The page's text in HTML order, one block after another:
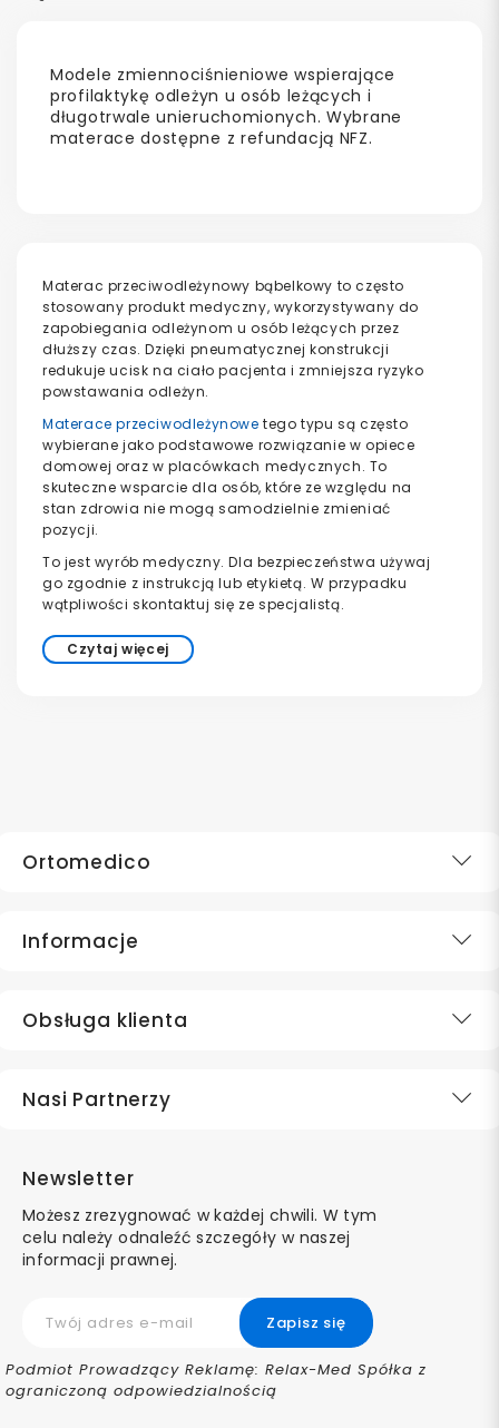
Modele zmiennociśnieniowe wspierające
profilaktykę odleżyn u osób leżących i
długotrwale unieruchomionych. Wybrane
materace dostępne z refundacją NFZ.
Czytaj więcej
Materac przeciwodleżynowy bąbelkowy to często
stosowany produkt medyczny, wykorzystywany do
zapobiegania odleżynom u osób leżących przez
dłuższy czas. Dzięki pneumatycznej konstrukcji
redukuje ucisk na ciało pacjenta i zmniejsza ryzyko
powstawania odleżyn.
Materace przeciwodleżynowe tego typu są często
wybierane jako podstawowe rozwiązanie w opiece
domowej oraz w placówkach medycznych. To
skuteczne wsparcie dla osób, które ze względu na
stan zdrowia nie mogą samodzielnie zmieniać
pozycji.
To jest wyrób medyczny. Dla bezpieczeństwa używaj
go zgodnie z instrukcją lub etykietą. W przypadku
wątpliwości skontaktuj się ze specjalistą.
Ortomedico
Informacje
Obsługa klienta
Nasi Partnerzy
Newsletter
Możesz zrezygnować w każdej chwili. W tym
celu należy odnaleźć szczegóły w naszej
informacji prawnej.
Podmiot Prowadzący Reklamę: Relax-Med Spółka z
ograniczoną odpowiedzialnością